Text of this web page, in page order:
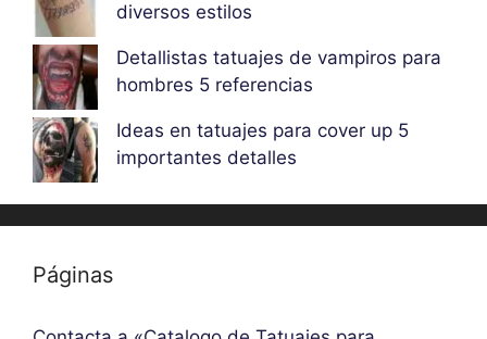
diversos estilos
Detallistas tatuajes de vampiros para
hombres 5 referencias
Ideas en tatuajes para cover up 5
importantes detalles
Páginas